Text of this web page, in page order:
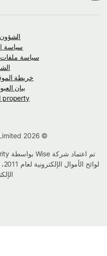
الشؤون
سياسة
سياسة ملفات
خريطة
بيان
property
لوائح الأموال الإلكترونية لعام 2011، مرجع الشركة